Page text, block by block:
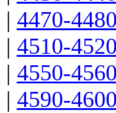
| 4470-
| 4510-
| 4550-
| 4590-